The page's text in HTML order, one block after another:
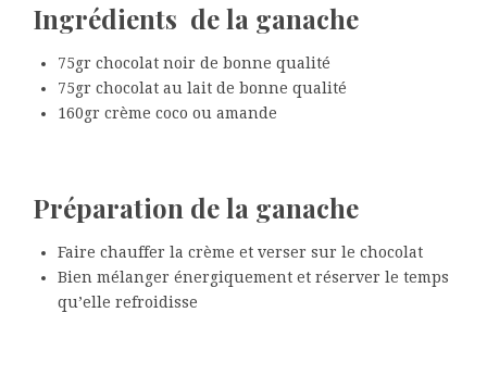
Ingrédients de la ganache
75gr chocolat noir de bonne qualité
75gr chocolat au lait de bonne qualité
160gr crème coco ou amande
Préparation de la ganache
Faire chauffer la crème et verser sur le chocolat
Bien mélanger énergiquement et réserver le temps
qu’elle refroidisse